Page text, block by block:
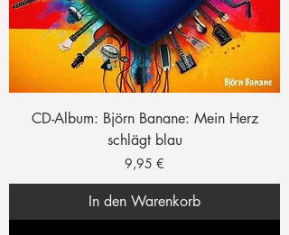
CD-Album: Björn Banane: Mein Herz
schlägt blau
Preis
9,95 €
In den Warenkorb